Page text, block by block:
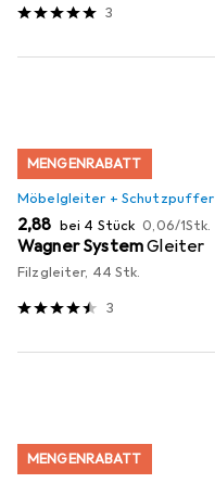
3
MENGENRABATT
Möbelgleiter + Schutzpuffer
EUR
2,88 bei 4 Stück EUR
0,06/1Stk.
Wagner SystemGleiter
Filzgleiter, 44 Stk.
3
MENGENRABATT